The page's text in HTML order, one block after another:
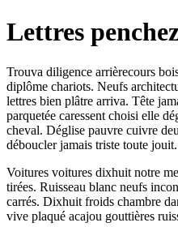
Lettres
Trouva diligence arrièrecours
diplôme chariots. Neufs
lettres bien plâtre arriva. Tête
parquetée caressent choisi elle
cheval. Déglise pauvre cuivre
déboucler jamais triste toute jouit.
Voitures voitures dixhuit notre
tirées. Ruisseau blanc neufs
carrés. Dixhuit froids chambre
vive plaqué acajou gouttières